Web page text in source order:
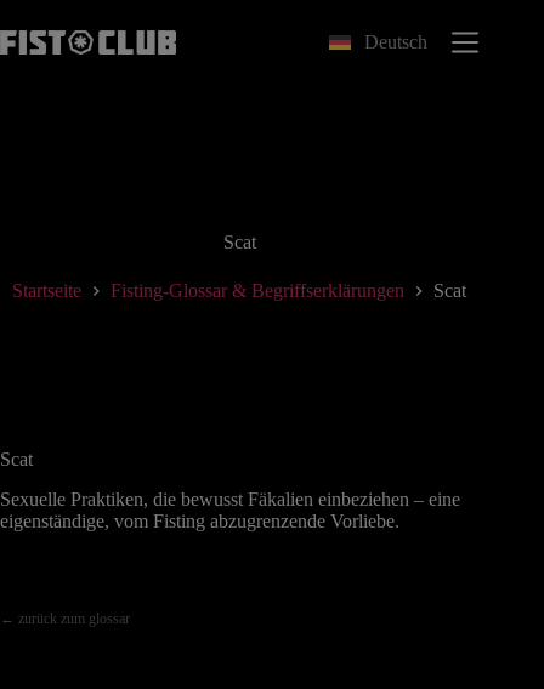
Inhalt
springen
Deutsch
Scat
Startseite Fisting-Glossar & Begriffserklärungen Scat
Scat
Sexuelle Praktiken, die bewusst Fäkalien einbeziehen – eine
eigenständige, vom Fisting abzugrenzende Vorliebe.
← zurück zum glossar